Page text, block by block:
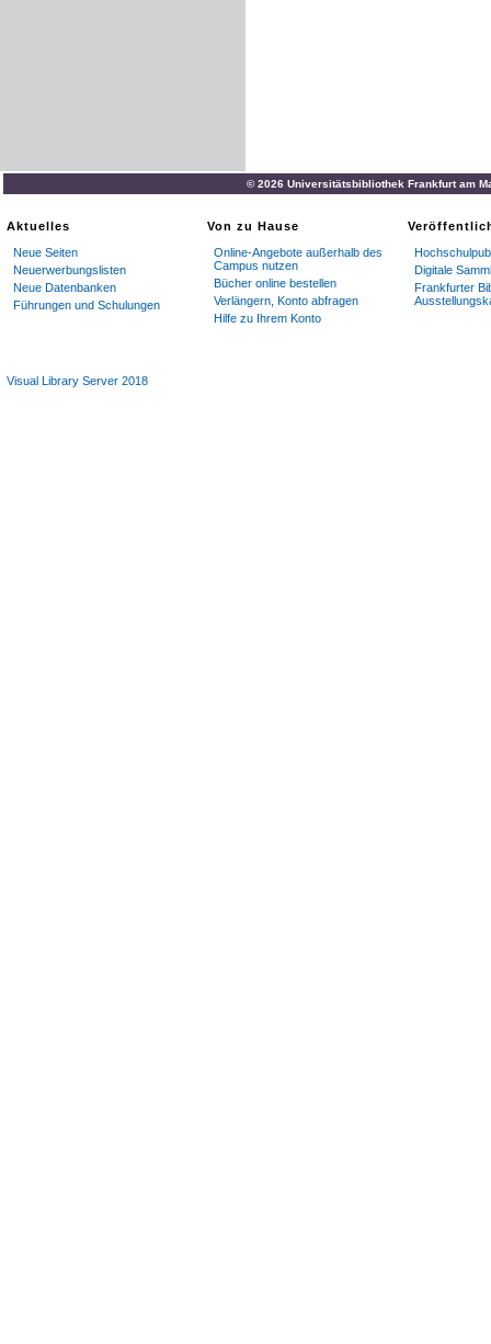
© 2026 Universitätsbibliothek Frankfurt am
Aktuelles
Neue Seiten
Neuerwerbungslisten
Neue Datenbanken
Führungen und Schulungen
Von zu Hause
Online-Angebote außerhalb des
Campus nutzen
Bücher online bestellen
Verlängern, Konto abfragen
Hilfe zu Ihrem Konto
Digitale
Frankfurter
Visual Library Server 2018